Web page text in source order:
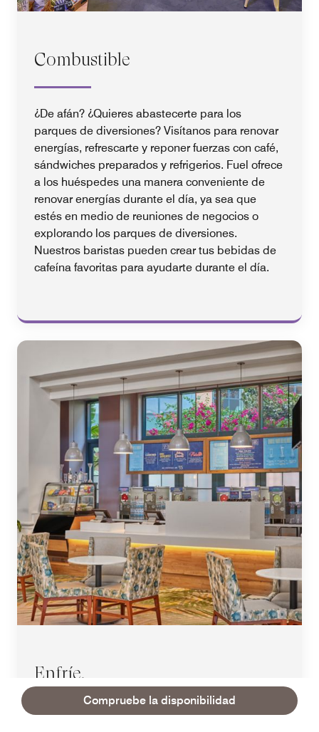
Compruebe la disponibilidad
Combustible
¿De afán? ¿Quieres abastecerte para los
parques de diversiones? Visítanos para renovar
energías, refrescarte y reponer fuerzas con café,
sándwiches preparados y refrigerios. Fuel ofrece
a los huéspedes una manera conveniente de
renovar energías durante el día, ya sea que
estés en medio de reuniones de negocios o
explorando los parques de diversiones.
Nuestros baristas pueden crear tus bebidas de
cafeína favoritas para ayudarte durante el día.
Enfríe.